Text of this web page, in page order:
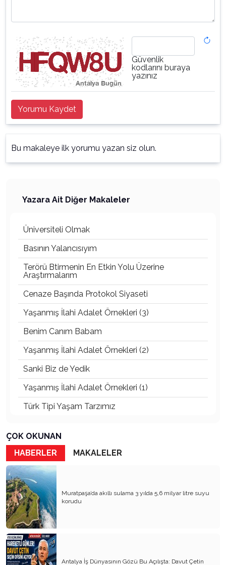
Güvenlik
kodlarını buraya
yazınız
Yorumu Kaydet
Bu makaleye ilk yorumu yazan siz olun.
Yazara Ait Diğer Makaleler
Üniversiteli Olmak
Basının Yalancısıyım
Terörü Btirmenin En Etkin Yolu Üzerine
Araştırmalarım
Cenaze Başında Protokol Siyaseti
Yaşanmış İlahi Adalet Örnekleri (3)
Benim Canım Babam
Yaşanmış İlahi Adalet Örnekleri (2)
Sanki Biz de Yedik
Yaşanmış İlahi Adalet Örnekleri (1)
Türk Tipi Yaşam Tarzımız
Katil Ağaçlar
Keşke Herkes Sevdiği ve İyi Bildiği İşi Yapsa
Veda Mektubum
Avm’ler Sinek Avlıyor
Hangi Gazetecilerin Günü?
Çok Para, Çok Bela
Geçen Yıldan Akılda Kalanlar
ÇOK OKUNAN
HABERLER
MAKALELER
Muratpaşa’da akıllı sulama 3 yılda 5,6 milyar litre suyu
korudu
Antalya İş Dünyasının Gözü Bu Açılışta: Davut Çetin